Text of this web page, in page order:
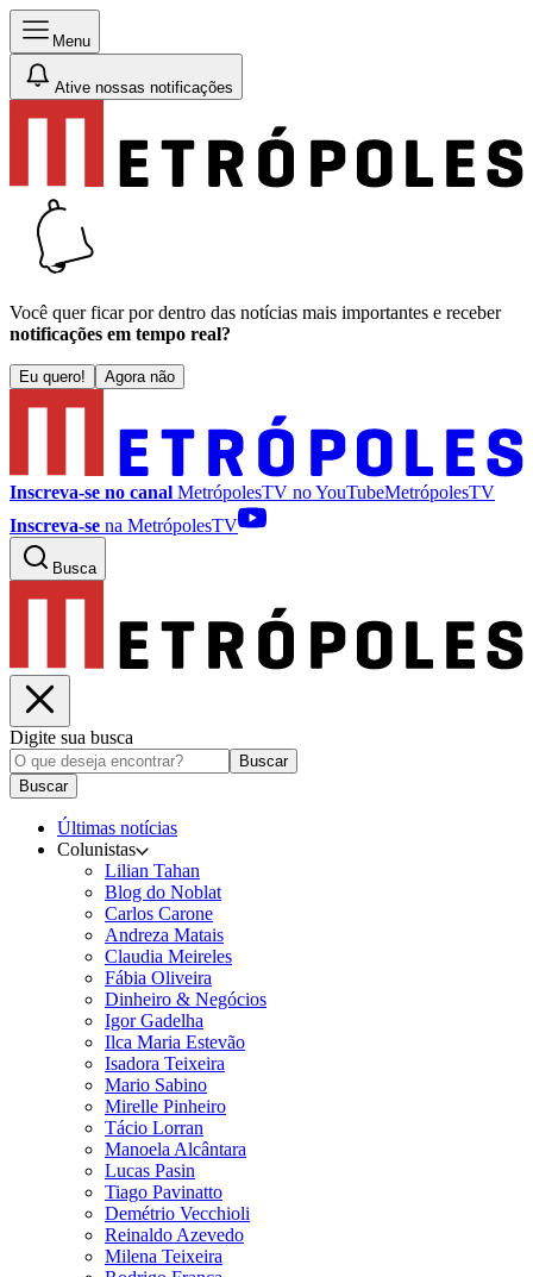
Menu
Ative nossas notificações
Você quer ficar por dentro das notícias mais importantes e receber
notificações em tempo real?
Eu quero! Agora não
Inscreva-se no canal MetrópolesTV noYouTubeMetrópolesTV
Inscreva-se na MetrópolesTV
Busca
Digite sua busca
Buscar
Buscar
Últimas notícias
Colunistas
Lilian Tahan
Blog do Noblat
Carlos Carone
Andreza Matais
Claudia Meireles
Fábia Oliveira
Dinheiro & Negócios
Igor Gadelha
Ilca Maria Estevão
Isadora Teixeira
Mario Sabino
Mirelle Pinheiro
Tácio Lorran
Manoela Alcântara
Lucas Pasin
Tiago Pavinatto
Demétrio Vecchioli
Reinaldo Azevedo
Milena Teixeira